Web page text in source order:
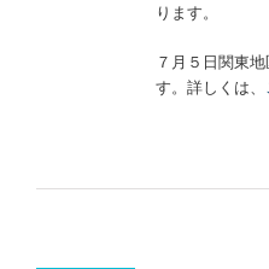
ります。
７月５日関東
す。詳しくは、